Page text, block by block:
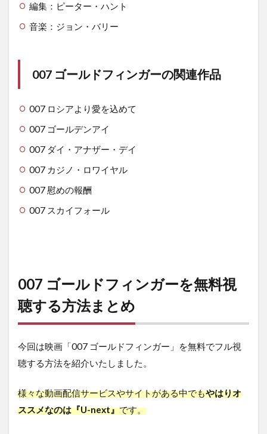
編集：ピーター・ハント
音楽：ジョン・バリー
007 ゴールドフィンガーの関連作品
007 ロシアより愛を込めて
007 ゴールデンアイ
007 ダイ・アナザー・デイ
007 カジノ・ロワイヤル
007 慰めの報酬
007 スカイフォール
007 ゴールドフィンガーを無料視
聴する方法まとめ
今回は映画「007 ゴールドフィンガー」を無料でフル視
聴する方法を紹介いたしました。
様々な動画配信サービスやサイトがある中でもやはりオ
ススメなのは『U-next』です。